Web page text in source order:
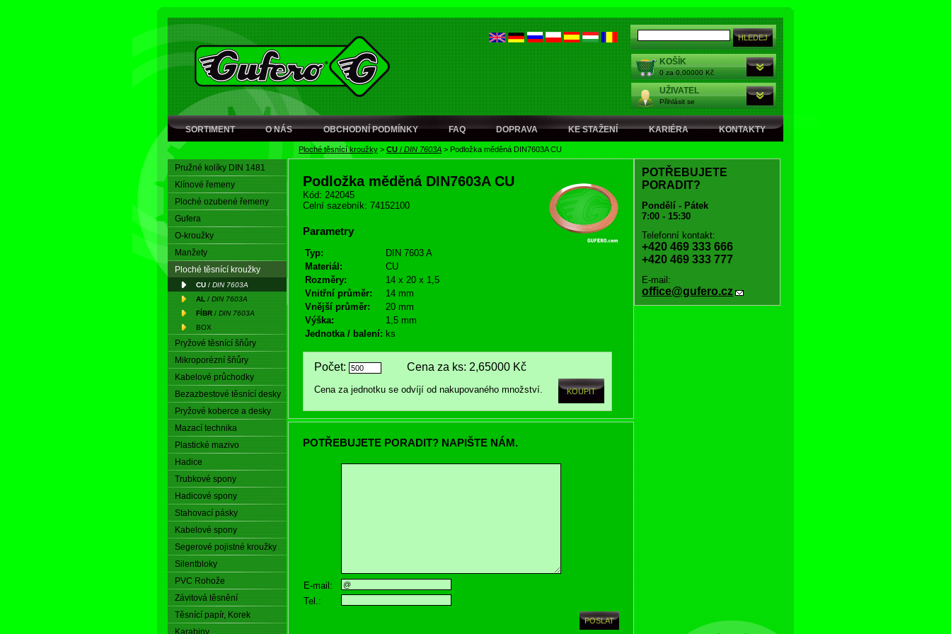
KOŠÍK
0 za 0,00000 Kč
UŽIVATEL
Přihlásit se
SORTIMENT O NÁS OBCHODNÍ PODMÍNKY FAQ DOPRAVA KE STAŽENÍ KARIÉRA KONTAKTY
Ploché těsnící kroužky > CU / DIN 7603A > Podložka měděná DIN7603A CU
Pružné kolíky DIN 1481
Klínové řemeny
Ploché ozubené řemeny
Gufera
O-kroužky
Manžety
Ploché těsnící kroužky
CU / DIN 7603A
AL / DIN 7603A
FÍBR / DIN 7603A
BOX
Pryžové těsnící šňůry
Mikroporézní šňůry
Kabelové průchodky
Bezazbestové těsnící desky
Pryžové koberce a desky
Mazací technika
Plastické mazivo
Hadice
Trubkové spony
Hadicové spony
Stahovací pásky
Kabelové spony
Segerové pojistné kroužky
Silentbloky
PVC Rohože
Závitová těsnění
Těsnící papír, Korek
Karabiny
Podložka měděná DIN7603A CU
Kód: 242045
Celní sazebník: 74152100
Parametry
Typ:
DIN 7603 A
Materiál:
CU
Rozměry:
14 x 20 x 1,5
Vnitřní průměr:
14 mm
Vnější průměr:
20 mm
Výška:
1,5 mm
Jednotka / balení: ks
Počet: Cena za ks: 2,65000 Kč
Cena za jednotku se odvíjí od nakupovaného množství.
POTŘEBUJETE PORADIT? NAPIŠTE NÁM.
E-mail:
Tel.:
POTŘEBUJETE
PORADIT?
Pondělí - Pátek
7:00 - 15:30
Telefonní kontakt:
+420 469 333 666
+420 469 333 777
E-mail:
office@gufero.cz